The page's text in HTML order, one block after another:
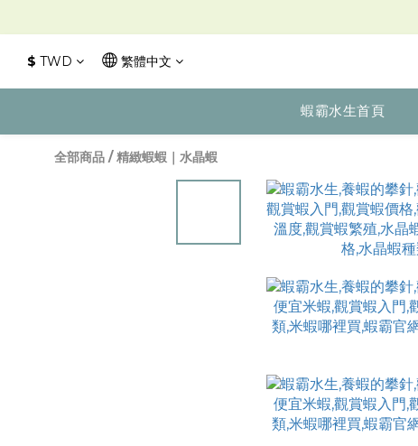
$ TWD 繁體中文
蝦霸水生首頁
全部商品 /精緻蝦蝦｜水晶蝦